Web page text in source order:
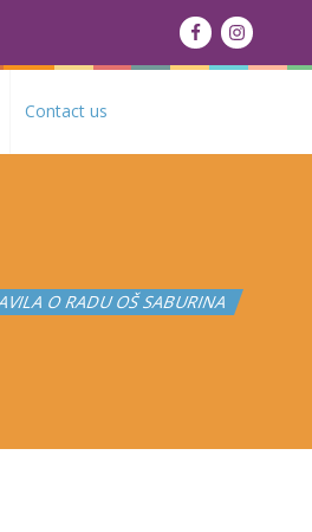
Contact us
O RADU OŠ SABURINA